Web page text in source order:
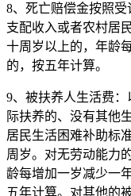
8、死亡赔偿金按照
支配收入或者农村居
十周岁以上的，年龄
的，按五年计算。
9、被扶养人生活费
际扶养的、没有其他
居民生活困难补助标
周岁。对无劳动能力
龄每增加一岁减少一
五年计算。对其他的